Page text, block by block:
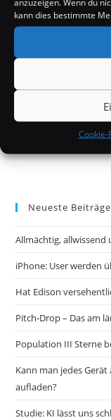
kann dies bestimmte
Cookie-
Neueste Beiträge
Allmächtig, allwissend
iPhone: User werden
Hat Edison
Pitch-Drop – Das am
Population III Sterne
Kann man jedes
aufladen?
Studie: KI lässt uns